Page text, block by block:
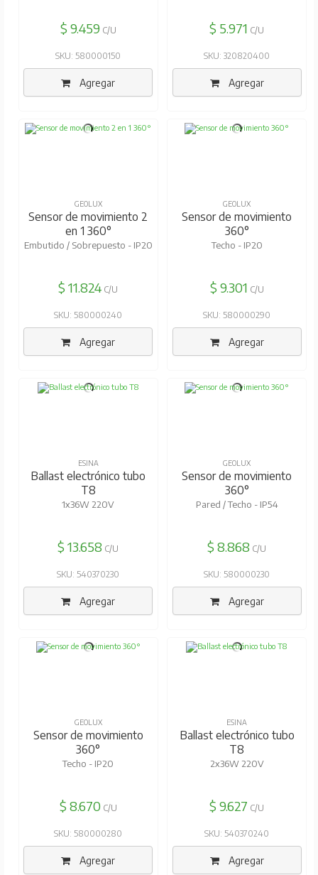
$ 9.459 C/U
SKU: 580000150
Agregar
$ 5.971 C/U
SKU: 320820400
Agregar
GEOLUX
Sensor de movimiento 2
en 1 360°
Embutido / Sobrepuesto - IP20
$ 11.824 C/U
SKU: 580000240
Agregar
GEOLUX
Sensor de movimiento
360°
Techo - IP20
$ 9.301 C/U
SKU: 580000290
Agregar
ESINA
Ballast electrónico tubo
T8
1x36W 220V
$ 13.658 C/U
SKU: 540370230
Agregar
GEOLUX
Sensor de movimiento
360°
Pared / Techo - IP54
$ 8.868 C/U
SKU: 580000230
Agregar
GEOLUX
Sensor de movimiento
360°
Techo - IP20
$ 8.670C/U
SKU: 580000280
Agregar
ESINA
Ballast electrónico tubo
T8
2x36W 220V
$ 9.627 C/U
SKU: 540370240
Agregar